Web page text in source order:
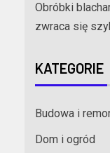
Obróbki
zwraca się
KATEGORIE
Budowa i
Dom i ogród